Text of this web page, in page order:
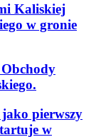
Kaliskiej
w gronie
pierwszy
w